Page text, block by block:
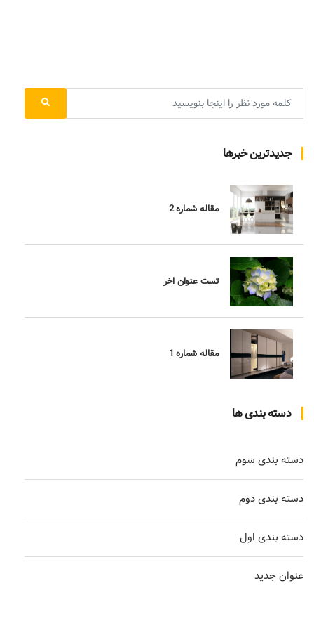
جدیدترین خبرها
مقاله شماره 2
تست عنوان اخر
مقاله شماره 1
دسته بندی ها
دسته بندی سوم
دسته بندی دوم
دسته بندی اول
عنوان جدید